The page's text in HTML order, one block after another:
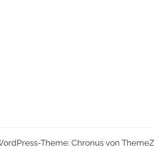
Theme: Chronus von